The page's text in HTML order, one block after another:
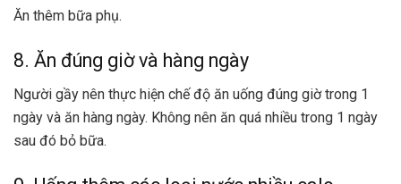
Ăn thêm bữa phụ.
8. Ăn đúng giờ và hàng ngày
Người gầy nên thực hiện chế độ ăn uống đúng giờ trong 1
ngày và ăn hàng ngày. Không nên ăn quá nhiều trong 1 ngày
sau đó bỏ bữa.